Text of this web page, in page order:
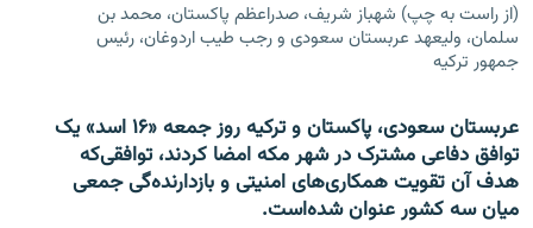
(از راست به چپ) شهباز شریف، صدراعظم پاکستان، محمد بن
سلمان، ولیعهد عربستان سعودی و رجب طیب اردوغان، رئیس
جمهور ترکیه
عربستان سعودی، پاکستان و ترکیه روز جمعه «۱۶ اسد» یک
توافق دفاعی مشترک در شهر مکه امضا کردند، توافقی‌که
هدف آن تقویت همکاری‌های امنیتی و بازدارنده‌گی جمعی
میان سه کشور عنوان شده‌است.